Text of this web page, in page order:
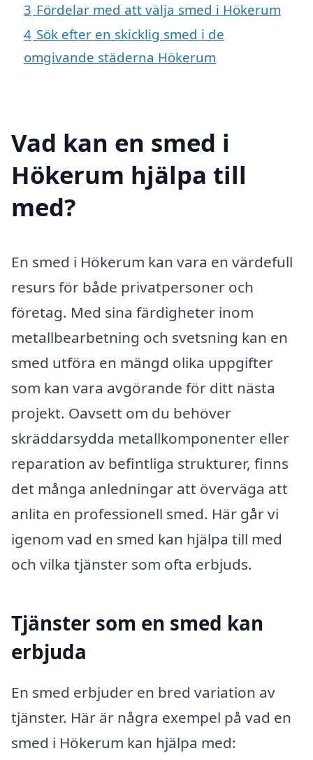
3 Fördelar med att välja smed i Hökerum
4 Sök efter en skicklig smed i de
omgivande städerna Hökerum
Vad kan en smed i
Hökerum hjälpa till
med?
En smed i Hökerum kan vara en värdefull
resurs för både privatpersoner och
företag. Med sina färdigheter inom
metallbearbetning och svetsning kan en
smed utföra en mängd olika uppgifter
som kan vara avgörande för ditt nästa
projekt. Oavsett om du behöver
skräddarsydda metallkomponenter eller
reparation av befintliga strukturer, finns
det många anledningar att överväga att
anlita en professionell smed. Här går vi
igenom vad en smed kan hjälpa till med
och vilka tjänster som ofta erbjuds.
Tjänster som en smed kan
erbjuda
En smed erbjuder en bred variation av
tjänster. Här är några exempel på vad en
smed i Hökerum kan hjälpa med: